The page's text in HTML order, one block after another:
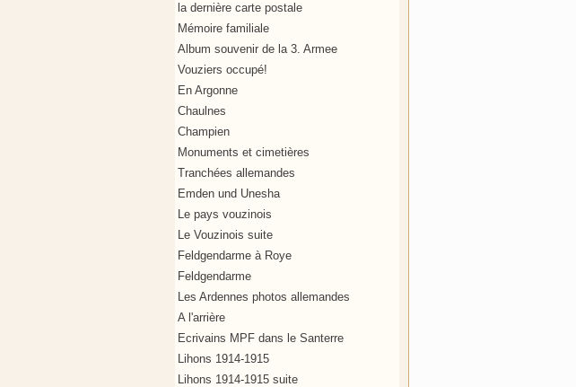
la dernière carte postale
Mémoire familiale
Album souvenir de la 3. Armee
Vouziers occupé!
En Argonne
Chaulnes
Champien
Monuments et cimetières
Tranchées allemandes
Emden und Unesha
Le pays vouzinois
Le Vouzinois suite
Feldgendarme à Roye
Feldgendarme
Les Ardennes photos allemandes
A l'arrière
Ecrivains MPF dans le Santerre
Lihons 1914-1915
Lihons 1914-1915 suite